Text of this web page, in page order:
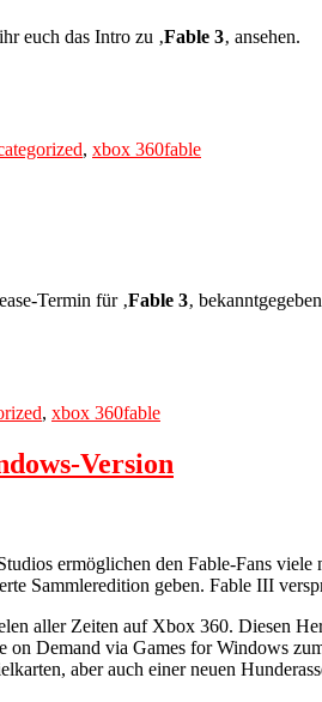
euch das Intro zu ‚Fable 3‚ ansehen.
, xbox 360fable
Termin für ‚Fable 3‚
, xbox 360fable
Version
ermöglichen den Fable-Fans
Sammleredition geben. Fable III
aller Zeiten auf Xbox 360. Diesen
Demand via Games for Windows
aber auch einer neuen